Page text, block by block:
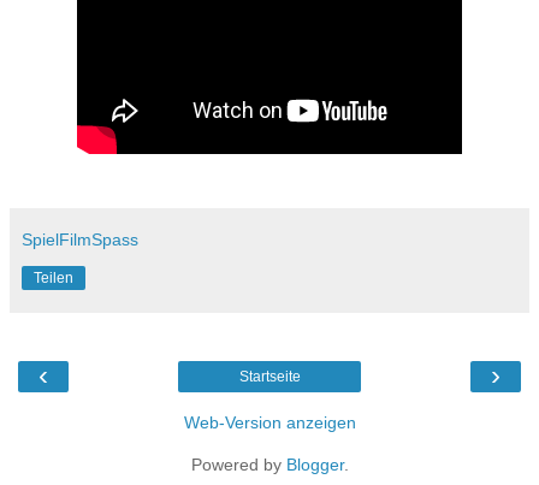
SpielFilmSpass
Teilen
‹ ›
Startseite
Web-Version anzeigen
Powered by Blogger.